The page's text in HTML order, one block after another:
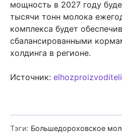
мощность в 2027 году
тысячи тонн молока
комплекса будет
сбалансированными
холдинга в регионе.
Источник:
Тэги: Большедороховское